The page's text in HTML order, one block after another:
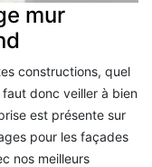
mur
constructions, quel
donc veiller à bien
est présente sur
pour les façades
nos meilleurs